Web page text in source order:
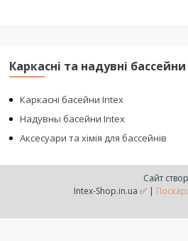
Каркасні та надувні бассейни
Каркасні басейни Intex
Надувны басейни Intex
Аксесуари та хімія для бассейнів
Сайт
Intex-Shop.in.ua ✅ |